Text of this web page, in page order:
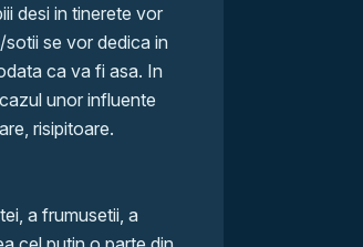
desi in tinerete vor
se vor dedica in
ca va fi asa. In
unor influente
risipitoare.
a frumusetii, a